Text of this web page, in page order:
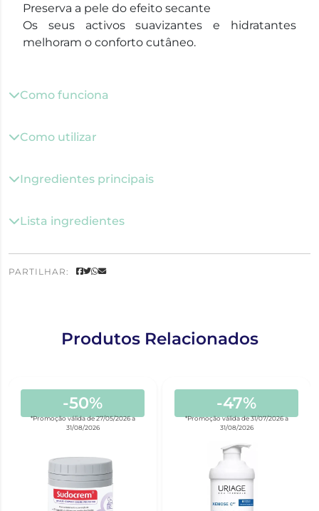
Preserva a pele do efeito secante
Os seus activos suavizantes e hidratantes
melhoram o conforto cutâneo.
Como funciona
Como utilizar
Ingredientes principais
Lista ingredientes
PARTILHAR:
Produtos Relacionados
-50%
*Promoção válida de 27/05/2026 a
31/08/2026
-47%
*Promoção válida de 31/07/2026 a
31/08/2026